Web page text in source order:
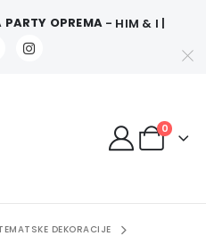
OPREMA - HIM & I |
0
DEKORACIJE